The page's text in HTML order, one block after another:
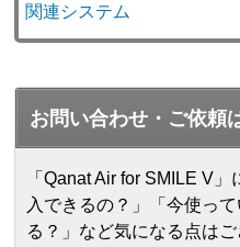
関連システム
お問い合わせ・ご依頼
「Qanat Air for SMILE V
入できるの？」「今使っ
る？」など気になる点は